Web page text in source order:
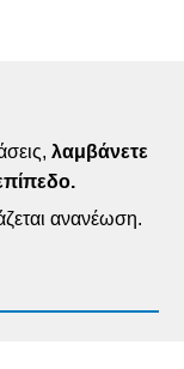
λαμβάνετε
ανανέωση.